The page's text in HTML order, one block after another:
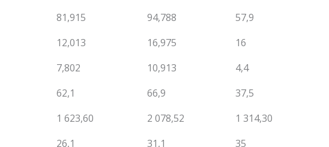
81,915 94,788 57,9
12,013 16,975 16
7,802 10,913 4,4
62,1 66,9 37,5
1 623,60 2 078,52 1 314,30
26,1 31,1 35